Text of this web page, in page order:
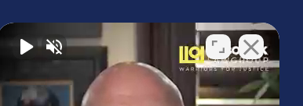
5220 Hood Road, 2nd floor,
Palm Beach Gardens, FL 33418